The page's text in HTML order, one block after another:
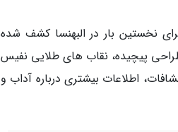
نخستین بار در البهنسا کشف شده
پیچیده، نقاب های طلایی نفیس
اطلاعات بیشتری درباره آداب و